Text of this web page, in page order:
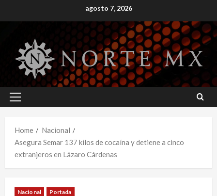
to
agosto 7, 2026
Primary
Home
Nacional
Asegura Semar 137 kilos de cocaína y detiene a cinco
extranjeros en Lázaro Cárdenas
Nacional Portada